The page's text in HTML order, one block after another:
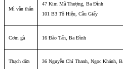
Mì vằn thắn
47 Kim Mã Thượng, Ba Đình
101 B3 Tô Hiệu, Cầu Giấy
Cơm gà 16 Đào Tấn, Ba Đình
Thạch dừa 36 Nguyễn Chí Thanh, Ngọc Khánh,